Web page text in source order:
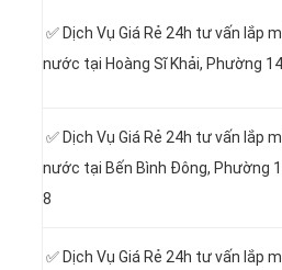
✅ Dịch Vụ Giá Rẻ 24h tư vấn lắp
nước tại Hoàng Sĩ Khải, Phường
✅ Dịch Vụ Giá Rẻ 24h tư vấn lắp
nước tại Bến Bình Đông, Phường
8
✅ Dịch Vụ Giá Rẻ 24h tư vấn lắp